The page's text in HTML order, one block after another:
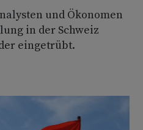
und Ökonomen
in der Schweiz
eingetrübt.